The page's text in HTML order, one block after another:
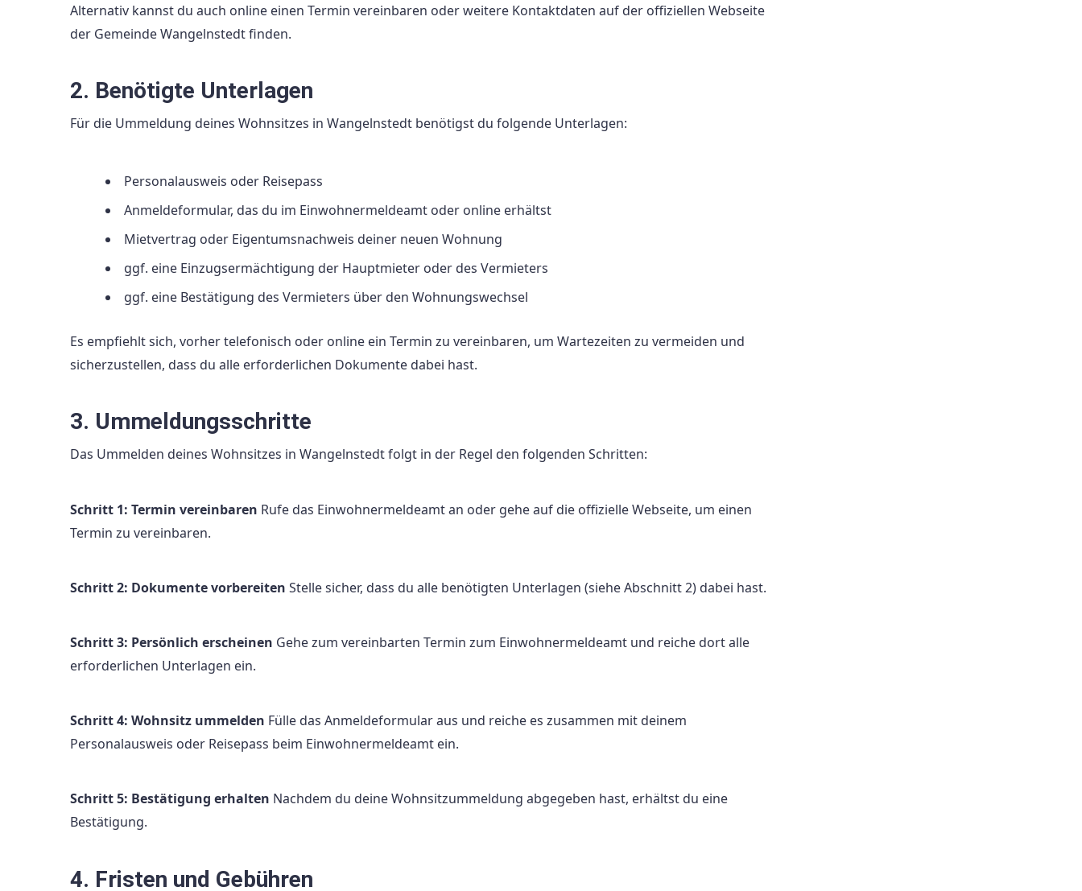
Alternativ kannst du auch online einen Termin vereinbaren oder weitere Kontaktdaten auf der offiziellen Webseite
der Gemeinde Wangelnstedt finden.
2. Benötigte Unterlagen
Für die Ummeldung deines Wohnsitzes in Wangelnstedt benötigst du folgende Unterlagen:
Personalausweis oder Reisepass
Anmeldeformular, das du im Einwohnermeldeamt oder online erhältst
Mietvertrag oder Eigentumsnachweis deiner neuen Wohnung
ggf. eine Einzugsermächtigung der Hauptmieter oder des Vermieters
ggf. eine Bestätigung des Vermieters über den Wohnungswechsel
Es empfiehlt sich, vorher telefonisch oder online ein Termin zu vereinbaren, um Wartezeiten zu vermeiden und
sicherzustellen, dass du alle erforderlichen Dokumente dabei hast.
3. Ummeldungsschritte
Das Ummelden deines Wohnsitzes in Wangelnstedt folgt in der Regel den folgenden Schritten:
Schritt 1: Termin vereinbaren Rufe das Einwohnermeldeamt an oder gehe auf die offizielle Webseite, um einen
Termin zu vereinbaren.
Schritt 2: Dokumente vorbereiten Stelle sicher, dass du alle benötigten Unterlagen (siehe Abschnitt 2) dabei hast.
Schritt 3: Persönlich erscheinen Gehe zum vereinbarten Termin zum Einwohnermeldeamt und reiche dort alle
erforderlichen Unterlagen ein.
Schritt 4: Wohnsitz ummelden Fülle das Anmeldeformular aus und reiche es zusammen mit deinem
Personalausweis oder Reisepass beim Einwohnermeldeamt ein.
Schritt 5: Bestätigung erhalten Nachdem du deine Wohnsitzummeldung abgegeben hast, erhältst du eine
Bestätigung.
4. Fristen und Gebühren